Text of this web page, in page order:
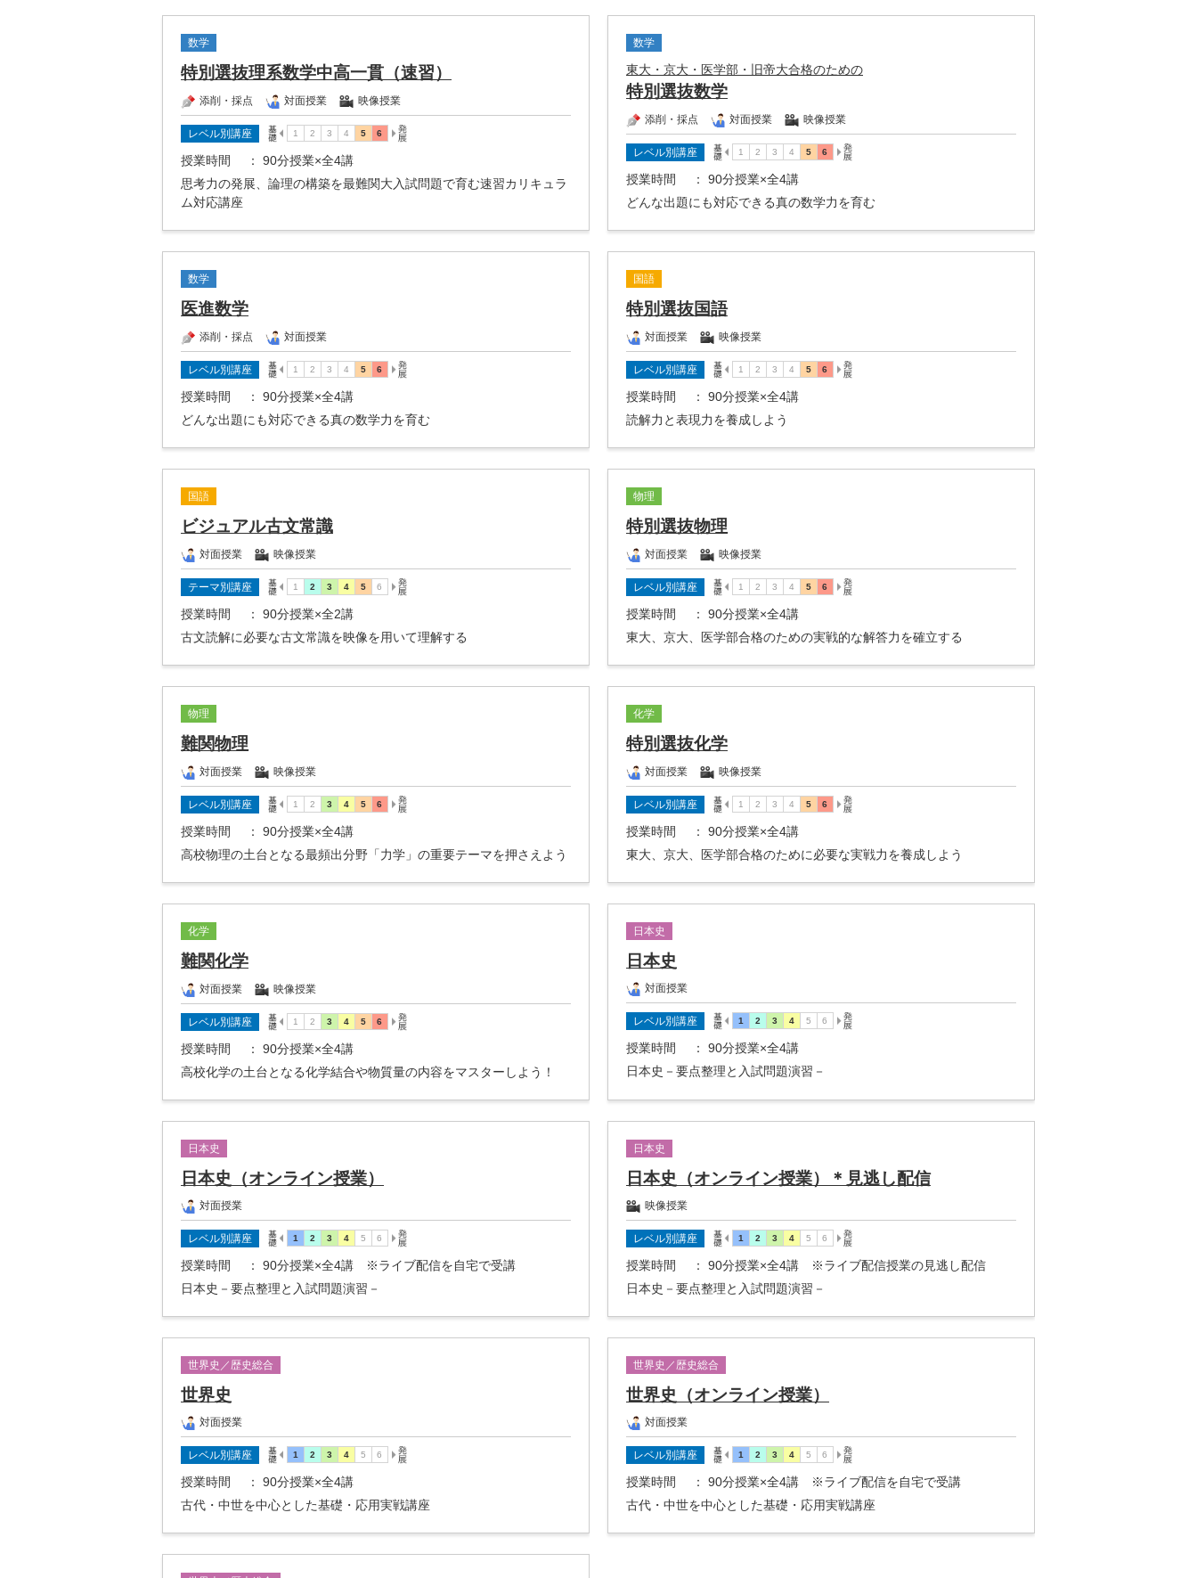
数学
特別選抜理系数学中高一貫（速習）
添削・採点 対面授業 映像授業
レベル別講座
授業時間
： 90分授業×全4講
思考力の発展、論理の構築を最難関大入試問題で育む速習カリキュラ
ム対応講座
数学
東大・京大・医学部・旧帝大合格のための
特別選抜数学
添削・採点 対面授業 映像授業
レベル別講座
授業時間
： 90分授業×全4講
どんな出題にも対応できる真の数学力を育む
数学
医進数学
添削・採点 対面授業
レベル別講座
授業時間
： 90分授業×全4講
どんな出題にも対応できる真の数学力を育む
国語
特別選抜国語
対面授業 映像授業
レベル別講座
授業時間
： 90分授業×全4講
読解力と表現力を養成しよう
国語
ビジュアル古文常識
対面授業 映像授業
テーマ別講座
授業時間
： 90分授業×全2講
古文読解に必要な古文常識を映像を用いて理解する
物理
特別選抜物理
対面授業 映像授業
レベル別講座
授業時間
： 90分授業×全4講
東大、京大、医学部合格のための実戦的な解答力を確立する
物理
難関物理
対面授業 映像授業
レベル別講座
授業時間
： 90分授業×全4講
高校物理の土台となる最頻出分野「力学」の重要テーマを押さえよう
化学
特別選抜化学
対面授業 映像授業
レベル別講座
授業時間
： 90分授業×全4講
東大、京大、医学部合格のために必要な実戦力を養成しよう
化学
難関化学
対面授業 映像授業
レベル別講座
授業時間
： 90分授業×全4講
高校化学の土台となる化学結合や物質量の内容をマスターしよう！
日本史
日本史
対面授業
レベル別講座
授業時間
： 90分授業×全4講
日本史－要点整理と入試問題演習－
日本史
日本史（オンライン授業）
対面授業
レベル別講座
授業時間
： 90分授業×全4講 ※ライブ配信を自宅で受講
日本史－要点整理と入試問題演習－
日本史
日本史（オンライン授業）＊見逃し配信
映像授業
レベル別講座
授業時間
： 90分授業×全4講 ※ライブ配信授業の見逃し配信
日本史－要点整理と入試問題演習－
世界史／歴史総合
世界史
対面授業
レベル別講座
授業時間
： 90分授業×全4講
古代・中世を中心とした基礎・応用実戦講座
世界史／歴史総合
世界史（オンライン授業）
対面授業
レベル別講座
授業時間
： 90分授業×全4講 ※ライブ配信を自宅で受講
古代・中世を中心とした基礎・応用実戦講座